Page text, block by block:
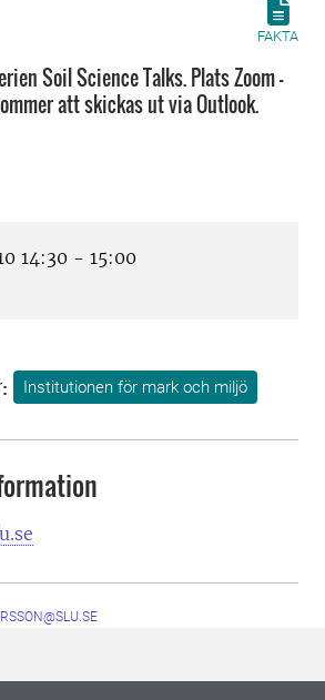
FAKTA
Soil Science Talks. Plats Zoom –
att skickas ut via Outlook.
14:30 - 15:00
Institutionen för mark och miljö